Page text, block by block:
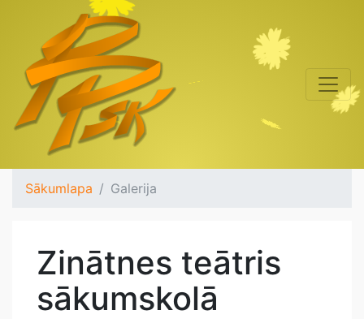
Sākumlapa Galerija
Zinātnes teātris
sākumskolā